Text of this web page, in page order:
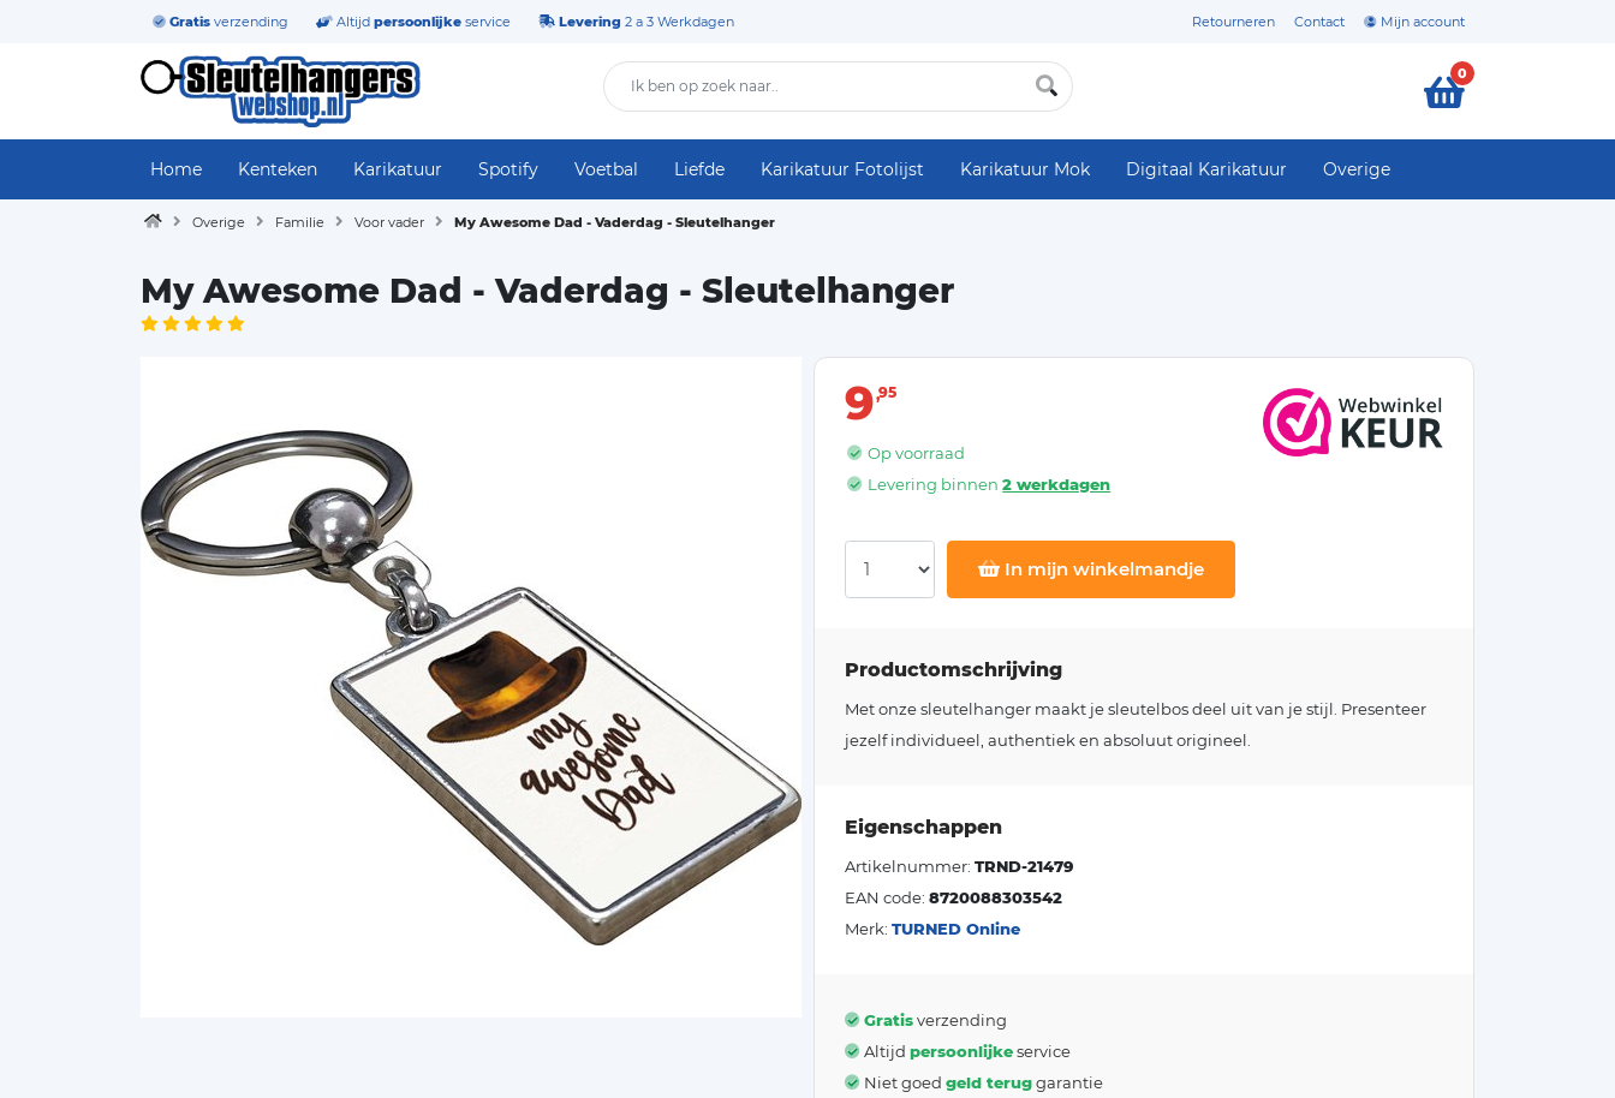
Gratis verzending Altijd persoonlijke service Levering 2 a 3 Werkdagen Retourneren Contact Mijn account
0
Home Kenteken Karikatuur Spotify Voetbal Liefde Karikatuur Fotolijst Karikatuur Mok Digitaal Karikatuur Overige
Overige Familie Voor vader My Awesome Dad - Vaderdag - Sleutelhanger
My Awesome Dad - Vaderdag - Sleutelhanger
9 95
Op voorraad
Levering binnen2 werkdagen
In mijn winkelmandje
Productomschrijving
Met onze sleutelhanger maakt je sleutelbos deel uit van je stijl. Presenteer
jezelf individueel, authentiek en absoluut origineel.
Eigenschappen
Artikelnummer: TRND-21479
EAN code: 8720088303542
Merk: TURNED Online
Gratisverzending
Altijd persoonlijkeservice
Niet goed geld teruggarantie